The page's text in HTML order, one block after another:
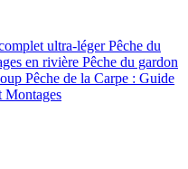
ultra-légerPêche du
en rivière Pêche du gardon
Pêche de la Carpe : Guide
Montages